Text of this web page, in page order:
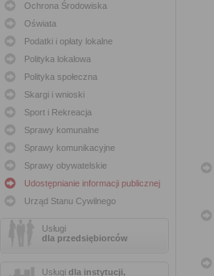
Ochrona Środowiska
Oświata
Podatki i opłaty lokalne
Polityka lokalowa
Polityka społeczna
Skargi i wnioski
Sport i Rekreacja
Sprawy komunalne
Sprawy komunikacyjne
Sprawy obywatelskie
Udostępnianie informacji publicznej
Urząd Stanu Cywilnego
Usługi
dla przedsiębiorców
Usługi dla instytucji,